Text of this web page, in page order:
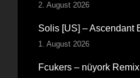
2. August 2026
Solis [US] – Ascendant
1. August 2026
Fcukers – nüyork